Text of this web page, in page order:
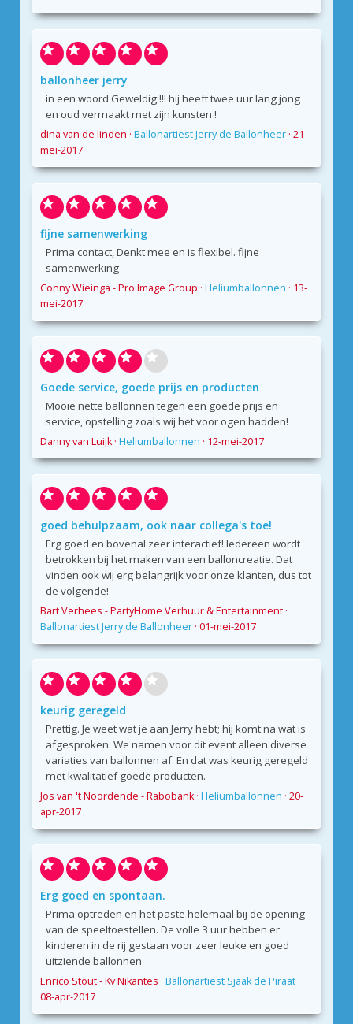
ballonheer jerry
in een woord Geweldig !!! hij heeft twee uur lang jong
en oud vermaakt met zijn kunsten !
dina van de linden · Ballonartiest Jerry de Ballonheer · 21-
mei-2017
fijne samenwerking
Prima contact, Denkt mee en is flexibel. fijne
samenwerking
Conny Wieinga - Pro Image Group · Heliumballonnen · 13-
mei-2017
Goede service, goede prijs en producten
Mooie nette ballonnen tegen een goede prijs en
service, opstelling zoals wij het voor ogen hadden!
Danny van Luijk · Heliumballonnen · 12-mei-2017
goed behulpzaam, ook naar collega's toe!
Erg goed en bovenal zeer interactief! Iedereen wordt
betrokken bij het maken van een balloncreatie. Dat
vinden ook wij erg belangrijk voor onze klanten, dus tot
de volgende!
Bart Verhees - PartyHome Verhuur & Entertainment ·
Ballonartiest Jerry de Ballonheer · 01-mei-2017
keurig geregeld
Prettig. Je weet wat je aan Jerry hebt; hij komt na wat is
afgesproken. We namen voor dit event alleen diverse
variaties van ballonnen af. En dat was keurig geregeld
met kwalitatief goede producten.
Jos van 't Noordende - Rabobank · Heliumballonnen · 20-
apr-2017
Erg goed en spontaan.
Prima optreden en het paste helemaal bij de opening
van de speeltoestellen. De volle 3 uur hebben er
kinderen in de rij gestaan voor zeer leuke en goed
uitziende ballonnen
Enrico Stout - Kv Nikantes · Ballonartiest Sjaak de Piraat ·
08-apr-2017